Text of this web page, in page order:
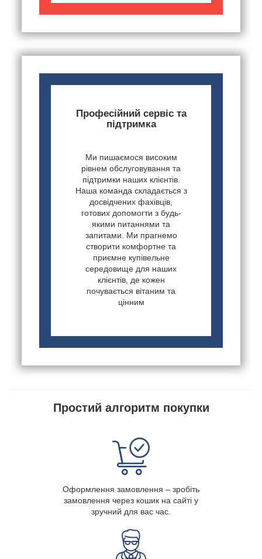
Професійний сервіс та
підтримка
Ми пишаємося високим
рівнем обслуговування та
підтримки наших клієнтів.
Наша команда складається з
досвідчених фахівців,
готових допомогти з будь-
якими питаннями та
запитами. Ми прагнемо
створити комфортне та
приємне купівельне
середовище для наших
клієнтів, де кожен
почувається вітаним та
цінним
Простий алгоритм покупки
Оформлення замовлення – зробіть
замовлення через кошик на сайті у
зручний для вас час.